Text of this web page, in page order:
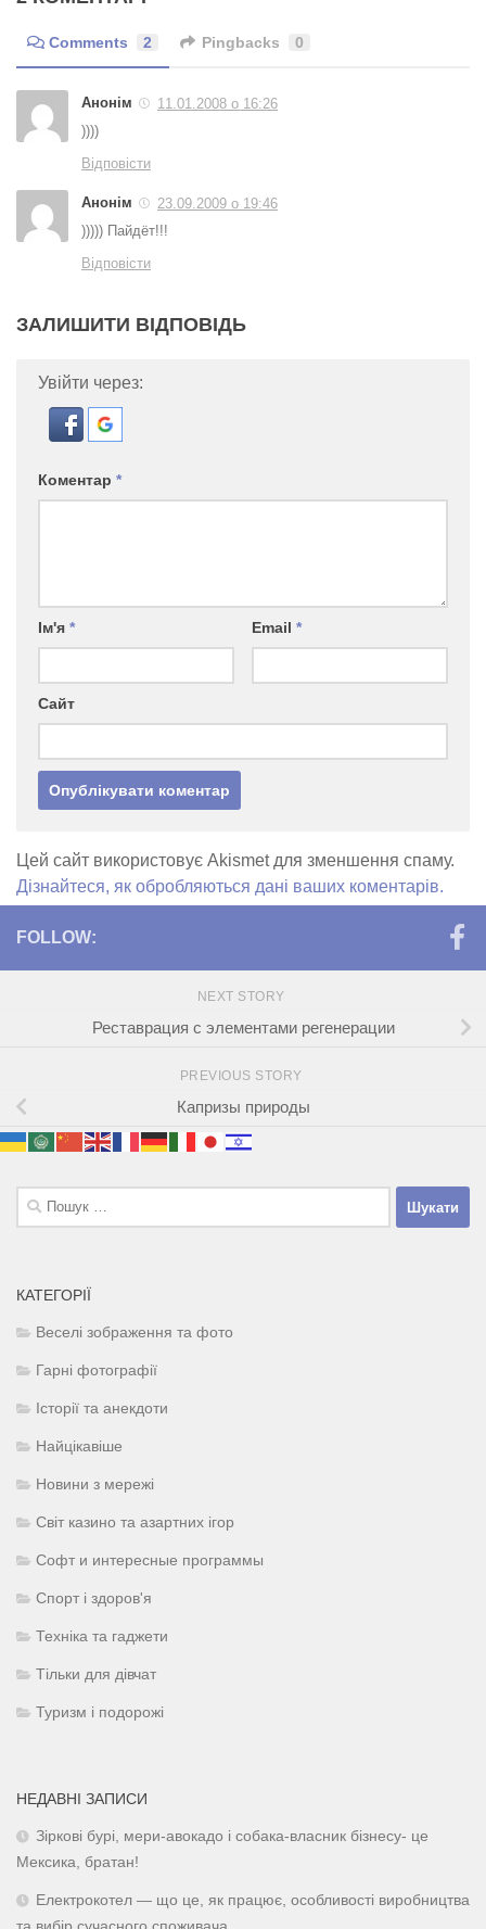
Comments 2 Pingbacks 0
Анонім
11.01.2008 о 16:26
))))
Відповісти
Анонім
23.09.2009 о 19:46
))))) Пайдёт!!!
Відповісти
ЗАЛИШИТИ ВІДПОВІДЬ
Увійти через:
Коментар *
Ім'я * Email *
Сайт
Цей сайт використовує Akismet для зменшення спаму.
Дізнайтеся, як обробляються дані ваших коментарів.
FOLLOW:
NEXT STORY
Реставрация с элементами регенерации
PREVIOUS STORY
Капризы природы
Пошук:
КАТЕГОРІЇ
Веселі зображення та фото
Гарні фотографії
Історії та анекдоти
Найцікавіше
Новини з мережі
Світ казино та азартних ігор
Софт и интересные программы
Спорт і здоров'я
Техніка та гаджети
Тільки для дівчат
Туризм і подорожі
НЕДАВНІ ЗАПИСИ
Зіркові бурі, мери-авокадо і собака-власник бізнесу- це
Мексика, братан!
Електрокотел — що це, як працює, особливості виробництва